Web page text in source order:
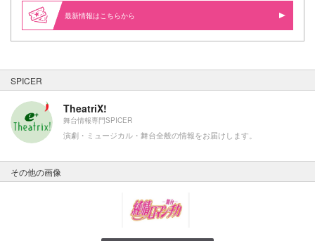
最新情報はこちらから
SPICER
TheatriX!
舞台情報専門SPICER
演劇・ミュージカル・舞台全般の情報をお届けします。
その他の画像